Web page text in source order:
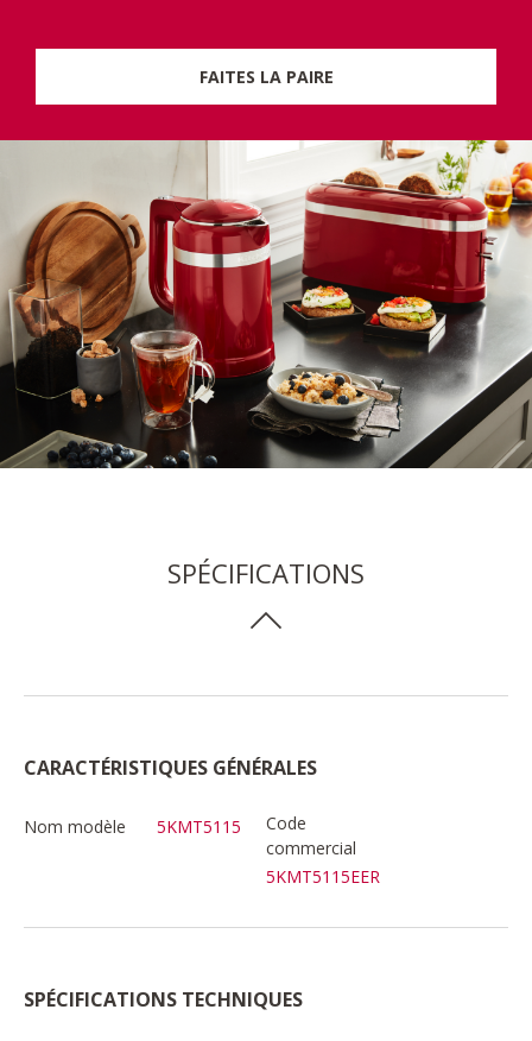
FAITES LA PAIRE
SPÉCIFICATIONS
CARACTÉRISTIQUES GÉNÉRALES
Nom modèle 5KMT5115
Code
commercial
5KMT5115EER
SPÉCIFICATIONS TECHNIQUES